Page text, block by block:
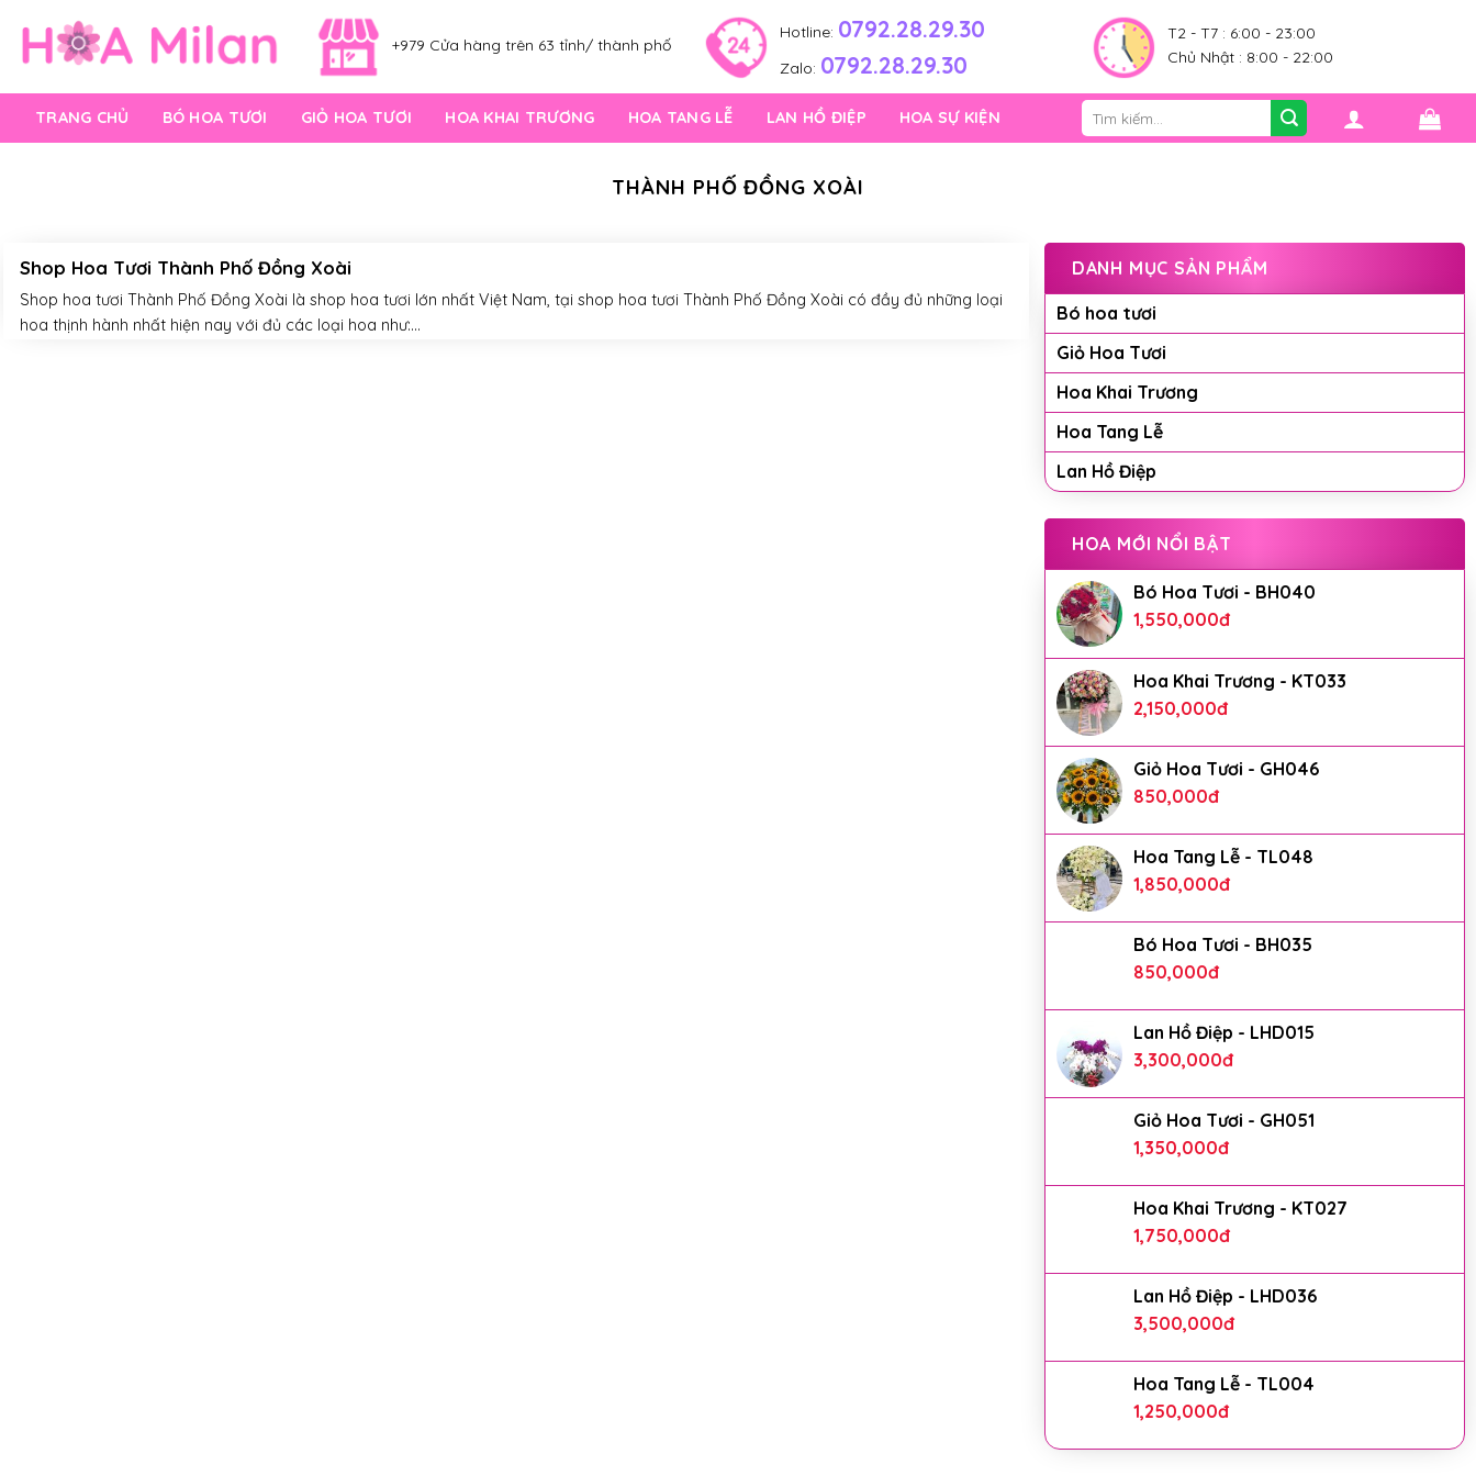
content
+979 Cửa hàng trên 63 tỉnh/ thành phố
Hotline: 0792.28.29.30
Zalo: 0792.28.29.30
T2 - T7 : 6:00 - 23:00
Chủ Nhật : 8:00 - 22:00
TRANG CHỦ BÓ HOA TƯƠI GIỎ HOA TƯƠI HOA KHAI TRƯƠNG HOA TANG LỄ LAN HỒ ĐIỆP HOA SỰ KIỆN
Tìm
kiếm:
THÀNH PHỐ ĐỒNG XOÀI
Shop Hoa Tươi Thành Phố Đồng Xoài
Shop hoa tươi Thành Phố Đồng Xoài là shop hoa tươi lớn nhất Việt Nam, tại shop hoa tươi Thành Phố Đồng Xoài có đầy đủ những loại
hoa thịnh hành nhất hiện nay với đủ các loại hoa như:...
DANH MỤC SẢN PHẨM
Bó hoa tươi
Giỏ Hoa Tươi
Hoa Khai Trương
Hoa Tang Lễ
Lan Hồ Điệp
HOA MỚI NỔI BẬT
Bó Hoa Tươi - BH040
1,550,000đ
Hoa Khai Trương - KT033
2,150,000đ
Giỏ Hoa Tươi - GH046
850,000đ
Hoa Tang Lễ - TL048
1,850,000đ
Bó Hoa Tươi - BH035
850,000đ
Lan Hồ Điệp - LHD015
3,300,000đ
Giỏ Hoa Tươi - GH051
1,350,000đ
Hoa Khai Trương - KT027
1,750,000đ
Lan Hồ Điệp - LHD036
3,500,000đ
Hoa Tang Lễ - TL004
1,250,000đ